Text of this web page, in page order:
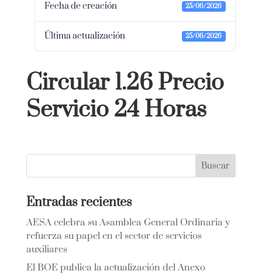
Fecha de creación 25/06/2026
Última actualización 25/06/2026
Circular 1.26 Precio
Servicio 24 Horas
Entradas recientes
AESA celebra su Asamblea General Ordinaria y
refuerza su papel en el sector de servicios
auxiliares
El BOE publica la actualización del Anexo